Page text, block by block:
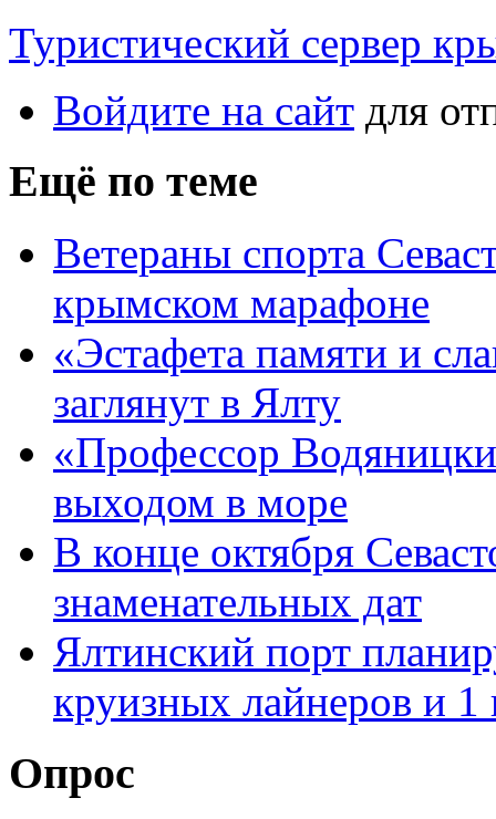
Туристический сервер
Войдите на сайт для
Ещё по теме
Ветераны спорта
крымском марафоне
«Эстафета памяти и
заглянут в Ялту
«Профессор
выходом в море
В конце октября
знаменательных дат
Ялтинский порт
круизных лайнеров и
Опрос